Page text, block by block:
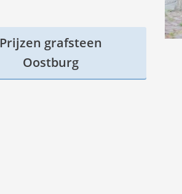
Prijzen grafsteen
Oostburg